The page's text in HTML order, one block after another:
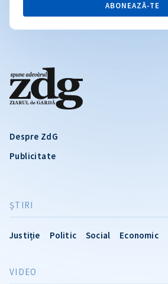
Despre ZdG
Publicitate
ŞTIRI
Justiție Politic Social Economic
VIDEO
ABONEAZĂ-TE